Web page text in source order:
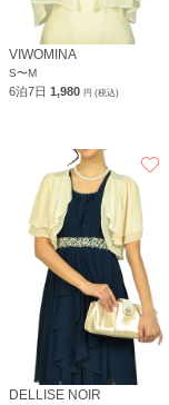
VIWOMINA
S〜M
6泊7日 1,980 円 (税込)
DELLISE NOIR